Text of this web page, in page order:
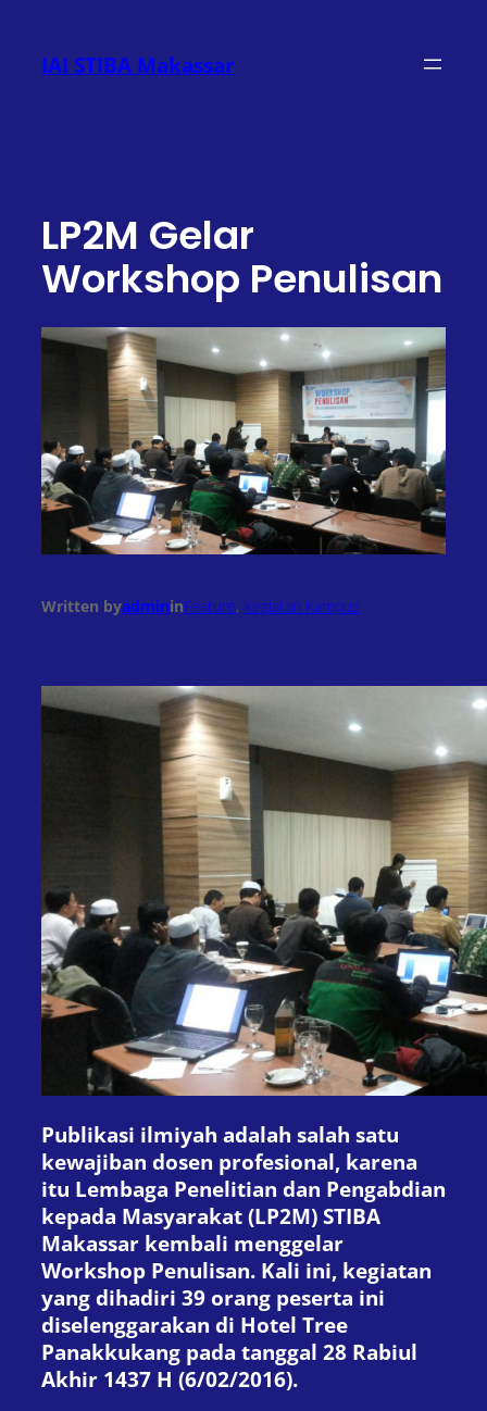
konten
IAI STIBA Makassar
LP2M Gelar
Workshop Penulisan
Written byadmininFeature, Kegiatan Kampus
Publikasi ilmiyah adalah salah satu
kewajiban dosen profesional, karena
itu Lembaga Penelitian dan Pengabdian
kepada Masyarakat (LP2M) STIBA
Makassar kembali menggelar
Workshop Penulisan. Kali ini, kegiatan
yang dihadiri 39 orang peserta ini
diselenggarakan di Hotel Tree
Panakkukang pada tanggal 28 Rabiul
Akhir 1437 H (6/02/2016).